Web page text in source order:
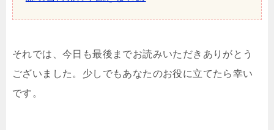
それでは、今日も最後までお読みいただきありがとう
ございました。少しでもあなたのお役に立てたら幸い
です。